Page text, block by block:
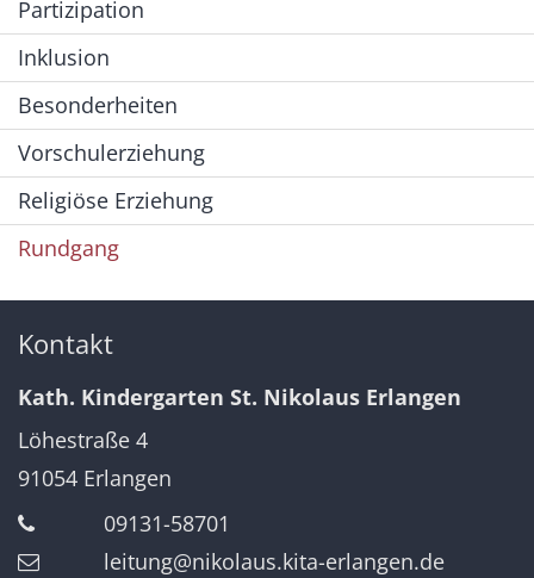
Partizipation
Inklusion
Besonderheiten
Vorschulerziehung
Religiöse Erziehung
Rundgang
Kontakt
Kath. Kindergarten St. Nikolaus Erlangen
Löhestraße 4
91054 Erlangen
09131-58701
leitung@nikolaus.kita-erlangen.de